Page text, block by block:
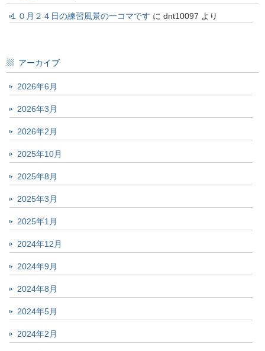
１０月２４日の練習風景の一コマです にdnt10097 より
アーカイブ
2026年6月
2026年3月
2026年2月
2025年10月
2025年8月
2025年3月
2025年1月
2024年12月
2024年9月
2024年8月
2024年5月
2024年2月